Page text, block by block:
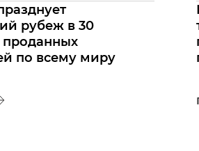
рубеж в 30
по всему миру